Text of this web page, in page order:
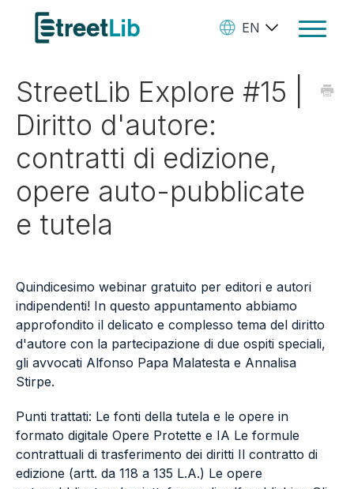
Toggle
Ebooks
Paperbooks
Create Your Books
StreetLib Direct Marketing
SL Store
Contact
EN
StreetLib Explore #15 |
Diritto d'autore:
contratti di edizione,
opere auto-pubblicate
e tutela
Quindicesimo webinar gratuito per editori e autori
indipendenti! In questo appuntamento abbiamo
approfondito il delicato e complesso tema del diritto
d'autore con la partecipazione di due ospiti speciali,
gli avvocati Alfonso Papa Malatesta e Annalisa
Stirpe.
Punti trattati: Le fonti della tutela e le opere in
formato digitale Opere Protette e IA Le formule
contrattuali di trasferimento dei diritti Il contratto di
edizione (artt. da 118 a 135 L.A.) Le opere